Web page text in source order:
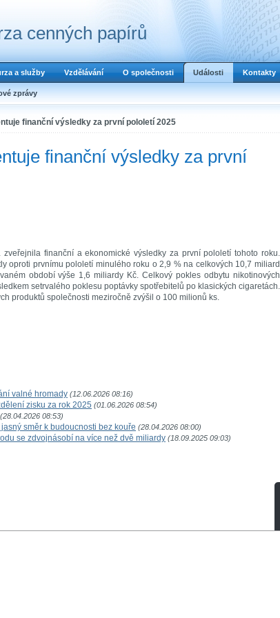
cenných papírů
a služby Vzdělávání O společnosti Události Kontakty
zprávy
finanční výsledky za první pololetí 2025
finanční výsledky za první
finanční a ekonomické výsledky za první pololetí tohoto roku.
oproti prvnímu pololetí minulého roku o 2,9 % na celkových 10,7 miliard
období výše 1,6 miliardy Kč. Celkový pokles odbytu nikotinových
setrvalého poklesu poptávky spotřebitelů po klasických cigaretách.
produktů společnosti meziročně zvýšil o 100 milionů ks.
valné hromady (12.06.2026 08:16)
zisku za rok 2025 (01.06.2026 08:54)
(28.04.2026 08:53)
směr k budoucnosti bez kouře (28.04.2026 08:00)
se zdvojnásobí na více než dvě miliardy (18.09.2025 09:03)